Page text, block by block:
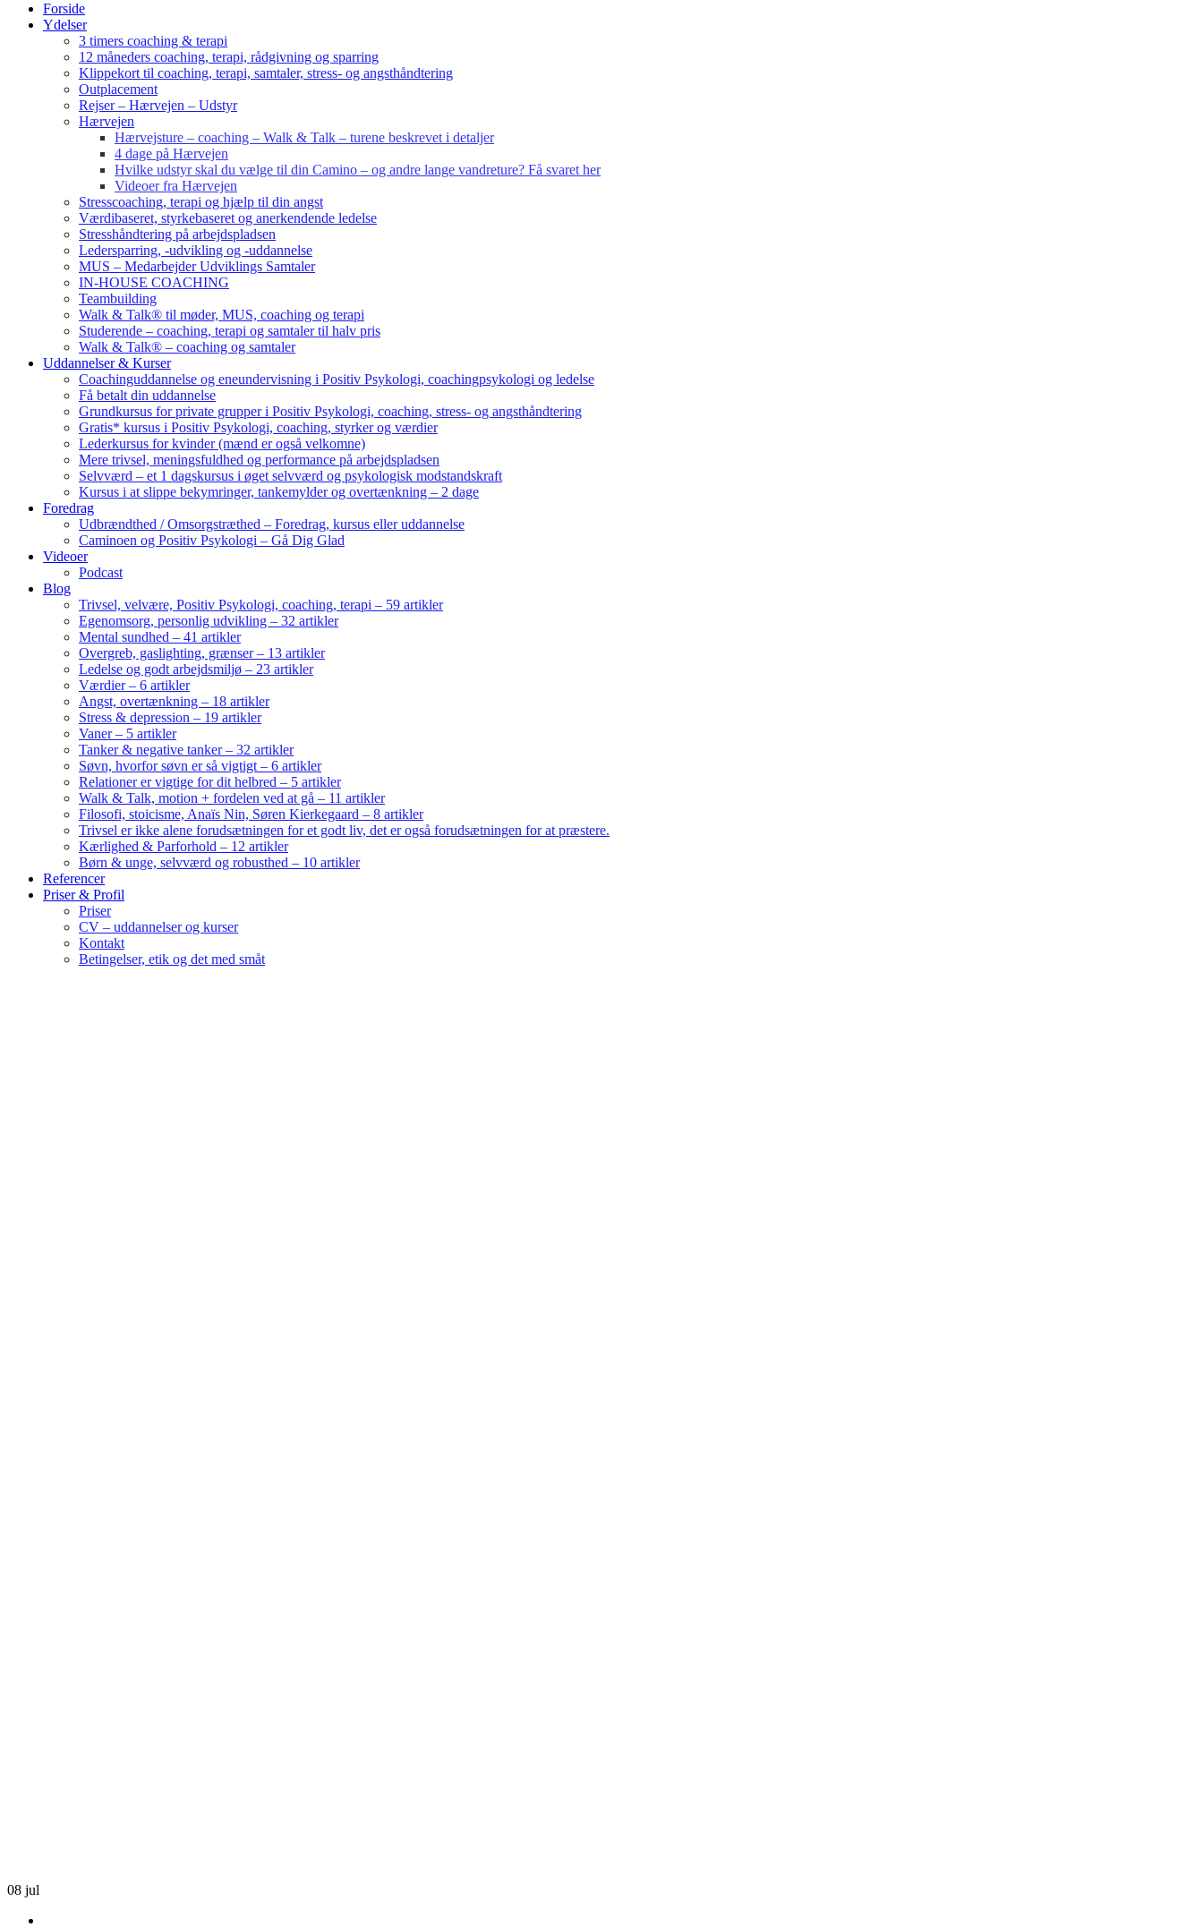
Forside
Ydelser
3 timers coaching & terapi
12 måneders coaching, terapi, rådgivning og sparring
Klippekort til coaching, terapi, samtaler, stress- og angsthåndtering
Outplacement
Rejser – Hærvejen – Udstyr
Hærvejen
Hærvejsture – coaching – Walk & Talk – turene beskrevet i detaljer
4 dage på Hærvejen
Hvilke udstyr skal du vælge til din Camino – og andre lange vandreture? Få svaret her
Videoer fra Hærvejen
Stresscoaching, terapi og hjælp til din angst
Værdibaseret, styrkebaseret og anerkendende ledelse
Stresshåndtering på arbejdspladsen
Ledersparring, -udvikling og -uddannelse
MUS – Medarbejder Udviklings Samtaler
IN-HOUSE COACHING
Teambuilding
Walk & Talk® til møder, MUS, coaching og terapi
Studerende – coaching, terapi og samtaler til halv pris
Walk & Talk® – coaching og samtaler
Uddannelser & Kurser
Coachinguddannelse og eneundervisning i Positiv Psykologi, coachingpsykologi og ledelse
Få betalt din uddannelse
Grundkursus for private grupper i Positiv Psykologi, coaching, stress- og angsthåndtering
Gratis* kursus i Positiv Psykologi, coaching, styrker og værdier
Lederkursus for kvinder (mænd er også velkomne)
Mere trivsel, meningsfuldhed og performance på arbejdspladsen
Selvværd – et 1 dagskursus i øget selvværd og psykologisk modstandskraft
Kursus i at slippe bekymringer, tankemylder og overtænkning – 2 dage
Foredrag
Udbrændthed / Omsorgstræthed – Foredrag, kursus eller uddannelse
Caminoen og Positiv Psykologi – Gå Dig Glad
Videoer
Podcast
Blog
Trivsel, velvære, Positiv Psykologi, coaching, terapi – 59 artikler
Egenomsorg, personlig udvikling – 32 artikler
Mental sundhed – 41 artikler
Overgreb, gaslighting, grænser – 13 artikler
Ledelse og godt arbejdsmiljø – 23 artikler
Værdier – 6 artikler
Angst, overtænkning – 18 artikler
Stress & depression – 19 artikler
Vaner – 5 artikler
Tanker & negative tanker – 32 artikler
Søvn, hvorfor søvn er så vigtigt – 6 artikler
Relationer er vigtige for dit helbred – 5 artikler
Walk & Talk, motion + fordelen ved at gå – 11 artikler
Filosofi, stoicisme, Anaïs Nin, Søren Kierkegaard – 8 artikler
Trivsel er ikke alene forudsætningen for et godt liv, det er også forudsætningen for at præstere.
Kærlighed & Parforhold – 12 artikler
Børn & unge, selvværd og robusthed – 10 artikler
Referencer
Priser & Profil
Priser
CV – uddannelser og kurser
Kontakt
Betingelser, etik og det med småt
08 jul